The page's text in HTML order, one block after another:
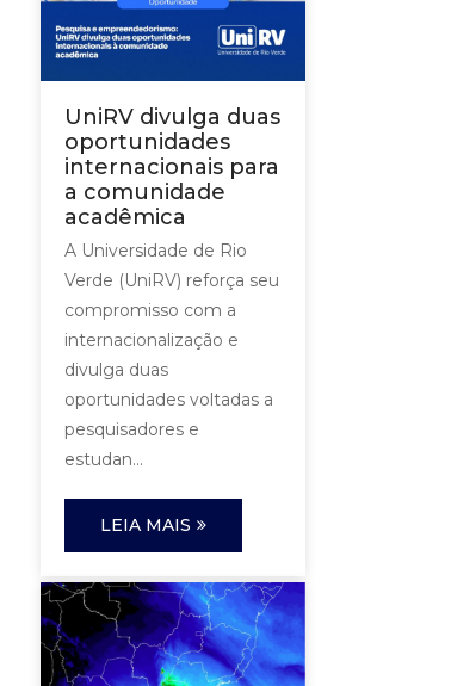
UniRV divulga duas
oportunidades
internacionais para
a comunidade
acadêmica
A Universidade de Rio
Verde (UniRV) reforça seu
compromisso com a
internacionalização e
divulga duas
oportunidades voltadas a
pesquisadores e
estudan...
LEIA MAIS